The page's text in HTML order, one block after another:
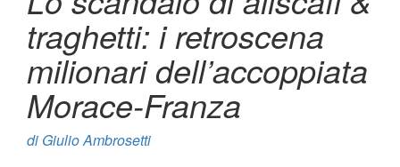
traghetti: i retroscena
milionari dell’accoppiata
Morace-Franza
di Giulio Ambrosetti